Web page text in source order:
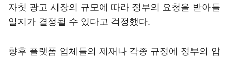
자칫 광고 시장의 규모에 따라 정부의 요청을 받아들
일지가 결정될 수 있다고 걱정했다.
향후 플랫폼 업체들의 제재나 각종 규정에 정부의 압